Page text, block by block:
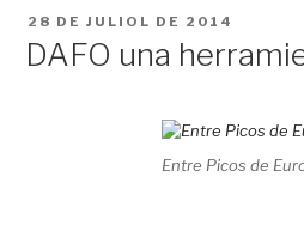
PUBLICAT
A
28 DE JULIOL DE 2014
DAFO una
Entre Picos de